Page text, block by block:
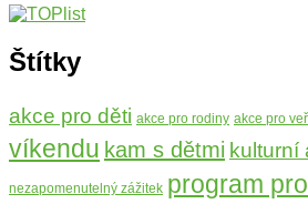
Štítky
akce pro děti akce pro rodiny akce pro
víkendu kam s dětmi kulturní
nezapomenutelný zážitek program